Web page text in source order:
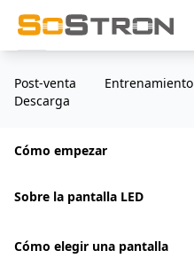
Post-venta Entrenamiento
Descarga
Cómo empezar
Sobre la pantalla LED
Cómo elegir una pantalla